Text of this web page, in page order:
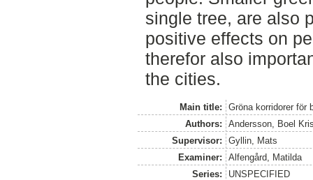
single tree, are also
positive effects on
therefor also
the cities.
Main title:
Gröna korridorer för
Authors:
Andersson, Boel
Supervisor:
Gyllin, Mats
Examiner:
Alfengård, Matilda
Series:
UNSPECIFIED